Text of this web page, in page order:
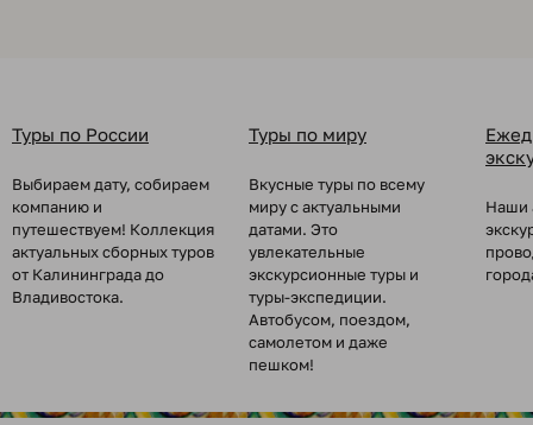
Туры по России
Выбираем дату, собираем
компанию и
путешествуем! Коллекция
актуальных сборных туров
от Калининграда до
Владивостока.
Туры по миру
Вкусные туры по всему
миру с актуальными
датами. Это
увлекательные
экскурсионные туры и
туры-экспедиции.
Автобусом, поездом,
самолетом и даже
пешком!
Наши